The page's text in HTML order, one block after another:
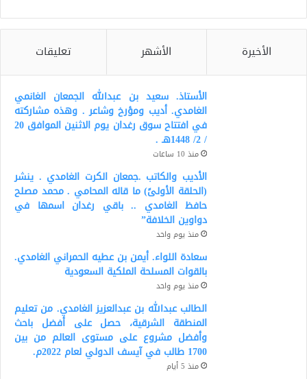
الأخيرة الأشهر تعليقات
الأستاذ. سعيد بن عبدالله الجمعان الغانمي
الغامدي. أديب ومؤرخ وشاعر . وهذه مشاركته
في افتتاح سوق رغدان يوم الاثنين الموافق 20
/ 2/ 1448هـ .
منذ 10 ساعات
الأديب والكاتب .جمعان الكرت الغامدي . ينشر
(الحلقة الأولىً) ما قاله المحامي . محمد مصلح
حافظ الغامدي .. باقي رغدان اسمها في
دواوين الخلافة”
منذ يوم واحد
سعادة اللواء. أيمن بن عطيه الحمراني الغامدي.
بالقوات المسلحة الملكية السعودية
منذ يوم واحد
الطالب عبدالله بن عبدالعزيز الغامدي. من تعليم
المنطقة الشرقية، حصل على أفضل باحث
وأفضل مشروع على مستوى العالم من بين
1700 طالب في آيسف الدولي لعام 2022م.
منذ 5 أيام